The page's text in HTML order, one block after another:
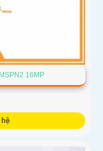
16MP
hệ
sử dụng